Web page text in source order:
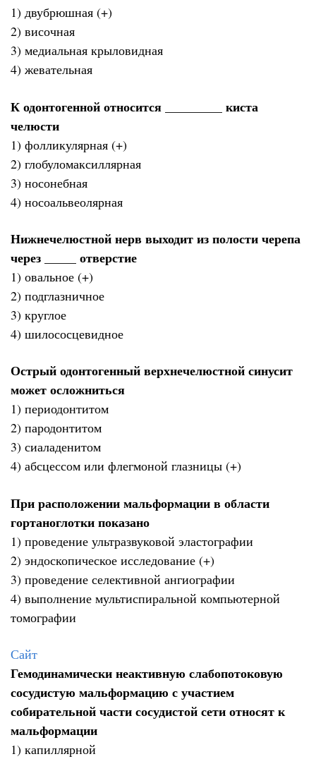
1) двубрюшная (+)
2) височная
3) медиальная крыловидная
4) жевательная
К одонтогенной относится _________ киста
челюсти
1) фолликулярная (+)
2) глобуломаксиллярная
3) носонебная
4) носоальвеолярная
Нижнечелюстной нерв выходит из полости черепа
через _____ отверстие
1) овальное (+)
2) подглазничное
3) круглое
4) шилососцевидное
Острый одонтогенный верхнечелюстной синусит
может осложниться
1) периодонтитом
2) пародонтитом
3) сиаладенитом
4) абсцессом или флегмоной глазницы (+)
При расположении мальформации в области
гортаноглотки показано
1) проведение ультразвуковой эластографии
2) эндоскопическое исследование (+)
3) проведение селективной ангиографии
4) выполнение мультиспиральной компьютерной
томографии
Сайт
Гемодинамически неактивную слабопотоковую
сосудистую мальформацию с участием
собирательной части сосудистой сети относят к
мальформации
1) капиллярной